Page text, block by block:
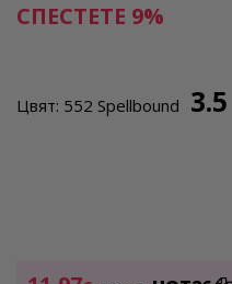
СПЕСТЕТЕ 9%
Цвят: 552 Spellbound 3.5